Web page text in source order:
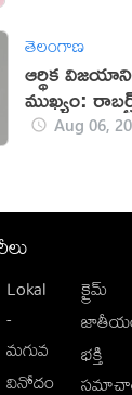
తెలంగాణ
ఆర్థిక
ముఖ్యం:
Aug 06,
Lokal
-
మగువ
వినోదం
క్రైమ్
భక్తి